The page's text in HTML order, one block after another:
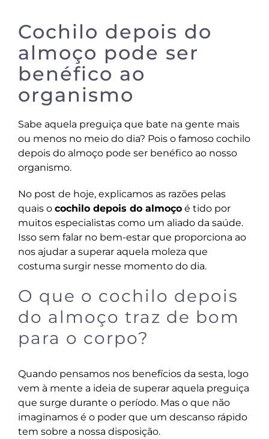
Cochilo depois do
almoço pode ser
benéfico ao
organismo
Sabe aquela preguiça que bate na gente mais
ou menos no meio do dia? Pois o famoso cochilo
depois do almoço pode ser benéfico ao nosso
organismo.
No post de hoje, explicamos as razões pelas
quais o cochilo depois do almoçoé tido por
muitos especialistas como um aliado da saúde.
Isso sem falar no bem-estar que proporciona ao
nos ajudar a superar aquela moleza que
costuma surgir nesse momento do dia.
O que o cochilo depois
do almoço traz de bom
para o corpo?
Quando pensamos nos benefícios da sesta, logo
vem à mente a ideia de superar aquela preguiça
que surge durante o período. Mas o que não
imaginamos é o poder que um descanso rápido
tem sobre a nossa disposição.